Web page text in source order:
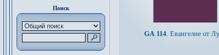
Поиск
GA 114. Евангелие от